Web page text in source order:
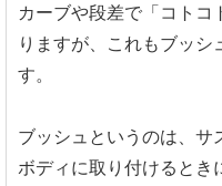
カーブや段差で「コトコ
りますが、これもブッ
す。
ブッシュというのは、サ
ボディに取り付けるとき